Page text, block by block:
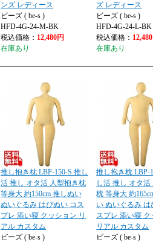
ンズ レディース
ビーズ ( be-s )
HFD-4G-24-M-BK
税込価格： 12,480円
在庫あり
ズ レディース
ビーズ ( be-s )
HFD-4G-24-L-BK
税込価格：
在庫あり
推し抱き枕 LBP-150-S 推し
活 推し オタ活 人型抱き枕
等身大 約150cm 推しぬい
ぬいぐるみ はぴぬい コス
プレ 添い寝 クッション リ
アル カスタム
ビーズ ( be-s )
推し抱き枕 LBP-
し活 推し オタ活
枕 等身大 約
い ぬいぐるみ は
スプレ 添い寝 ク
リアル カスタム
ビーズ ( be-s )